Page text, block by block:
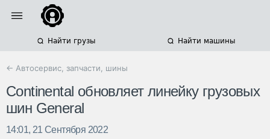
Найти грузы Найти машины
← Автосервис, запчасти, шины
Continental обновляет линейку грузовых
шин General
14:01, 21 Сентября 2022